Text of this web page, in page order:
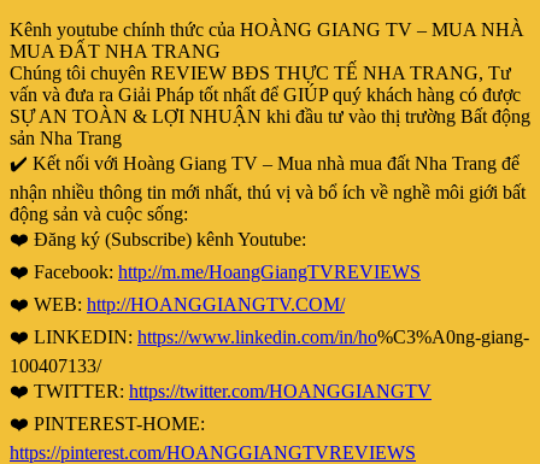
Kênh youtube chính thức của HOÀNG GIANG TV – MUA NHÀ
MUA ĐẤT NHA TRANG
Chúng tôi chuyên REVIEW BĐS THỰC TẾ NHA TRANG, Tư
vấn và đưa ra Giải Pháp tốt nhất để GIÚP quý khách hàng có được
SỰ AN TOÀN & LỢI NHUẬN khi đầu tư vào thị trường Bất động
sản Nha Trang
✔️ Kết nối với Hoàng Giang TV – Mua nhà mua đất Nha Trang để
nhận nhiều thông tin mới nhất, thú vị và bổ ích về nghề môi giới bất
động sản và cuộc sống:
❤️ Đăng ký (Subscribe) kênh Youtube:
❤️ Facebook: http://m.me/HoangGiangTVREVIEWS
❤️ WEB: http://HOANGGIANGTV.COM/
❤️ LINKEDIN: https://www.linkedin.com/in/ho%C3%A0ng-giang-
100407133/
❤️ TWITTER: https://twitter.com/HOANGGIANGTV
❤️ PINTEREST-HOME:
https://pinterest.com/HOANGGIANGTVREVIEWS